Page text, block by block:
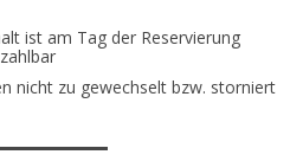
ist am Tag der Reservierung
nicht zu gewechselt bzw. storniert